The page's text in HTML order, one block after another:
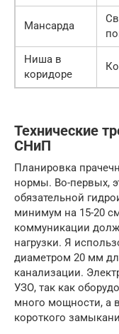
Мансарда
Ниша в
коридоре
Технические
СНиП
Планировка
нормы. Во-первых,
обязательной
минимум на 15-20
коммуникации
нагрузки. Я
диаметром 20 мм
канализации.
УЗО, так как
много мощности, а
короткого